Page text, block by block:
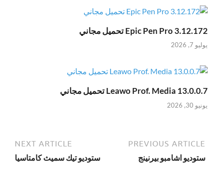
Epic Pen Pro 3.12.172 تحميل مجاني
يوليو 7, 2026
Leawo Prof. Media 13.0.0.7 تحميل مجاني
يونيو 30, 2026
PREVIOUS ARTICLE
ستوديو اشامبو بيرنينج
NEXT ARTICLE
ستوديو تيك سميث كامتاسيا